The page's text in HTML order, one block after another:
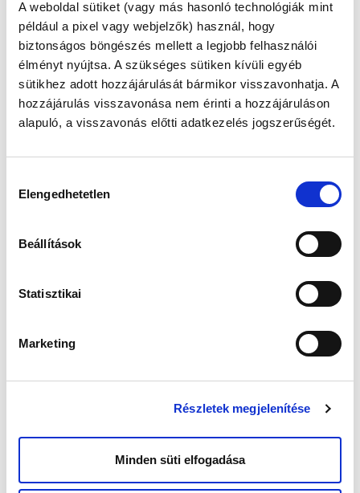
A weboldal sütiket (vagy más hasonló technológiák mint
például a pixel vagy webjelzők) használ, hogy
biztonságos böngészés mellett a legjobb felhasználói
élményt nyújtsa. A szükséges sütiken kívüli egyéb
sütikhez adott hozzájárulását bármikor visszavonhatja. A
hozzájárulás visszavonása nem érinti a hozzájáruláson
alapuló, a visszavonás előtti adatkezelés jogszerűségét.
kiválasztása
Elengedhetetlen
Beállítások
Statisztikai
Marketing
Részletek megjelenítése
Minden süti elfogadása
A saját egészségügyi állapotuk megismerésén túl a
mérő készülékek beszerzése, továbbá az orvosi műszer és
eszközpark fejlesztését, a szülészeti ambulancia és az
árnyéklástechnikai fejlesztését, valamint egy szakrendelő
infrastrukturális fejlesztését is elősegíthették
A szűrések és tanácsadások mellett a résztvevő